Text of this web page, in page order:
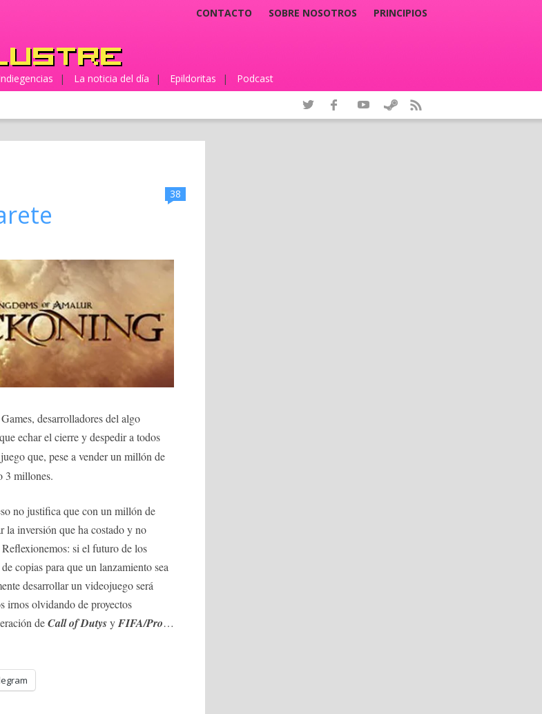
CONTACTO SOBRE NOSOTROS PRINCIPIOS
| La noticia del día | Epildoritas | Podcast
38
desarrolladores del algo
echar el cierre y despedir a todos
que, pese a vender un millón de
3 millones.
no justifica que con un millón de
la inversión que ha costado y no
si el futuro de los
copias para que un lanzamiento sea
desarrollar un videojuego será
irnos olvidando de proyectos
deCall of DutysyFIFA/Pro…